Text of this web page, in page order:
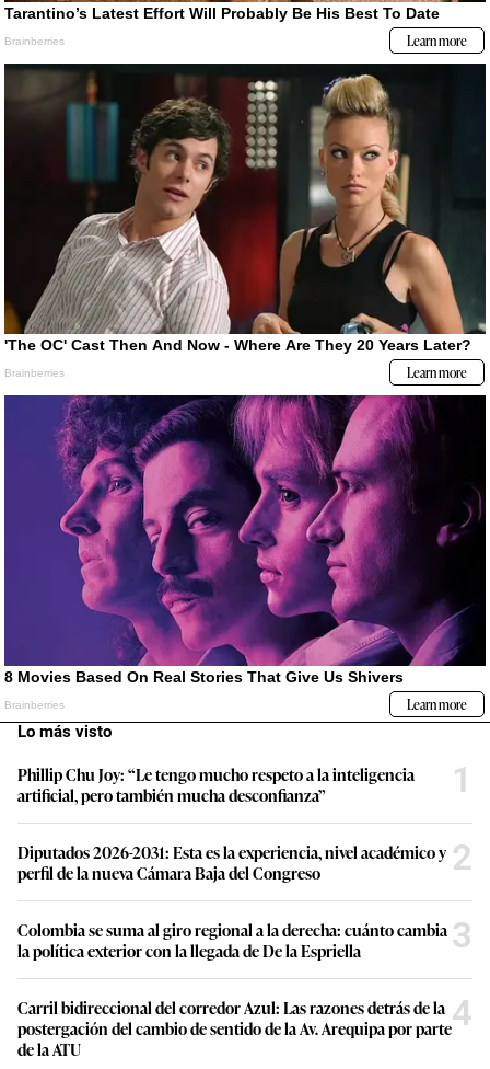
Lo más visto
Phillip Chu Joy: “Le tengo mucho respeto a la inteligencia
artificial, pero también mucha desconfianza”
1
Diputados 2026-2031: Esta es la experiencia, nivel académico y
perfil de la nueva Cámara Baja del Congreso
2
Colombia se suma al giro regional a la derecha: cuánto cambia
la política exterior con la llegada de De la Espriella
3
Carril bidireccional del corredor Azul: Las razones detrás de la
postergación del cambio de sentido de la Av. Arequipa por parte
de la ATU
4